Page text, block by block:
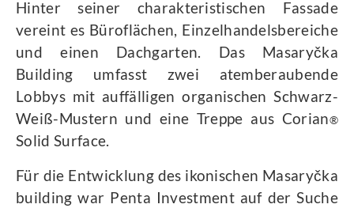
Hinter seiner charakteristischen Fassade
vereint es Büroflächen, Einzelhandelsbereiche
und einen Dachgarten. Das Masaryčka
Building umfasst zwei atemberaubende
Lobbys mit auffälligen organischen Schwarz-
Weiß-Mustern und eine Treppe aus Corian®
Solid Surface.
Für die Entwicklung des ikonischen Masaryčka
building war Penta Investment auf der Suche